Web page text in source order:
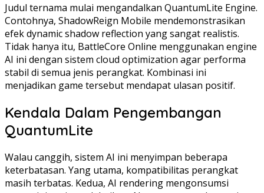
Judul ternama mulai mengandalkan QuantumLite Engine.
Contohnya, ShadowReign Mobile mendemonstrasikan
efek dynamic shadow reflection yang sangat realistis.
Tidak hanya itu, BattleCore Online menggunakan engine
AI ini dengan sistem cloud optimization agar performa
stabil di semua jenis perangkat. Kombinasi ini
menjadikan game tersebut mendapat ulasan positif.
Kendala Dalam Pengembangan
QuantumLite
Walau canggih, sistem AI ini menyimpan beberapa
keterbatasan. Yang utama, kompatibilitas perangkat
masih terbatas. Kedua, AI rendering mengonsumsi